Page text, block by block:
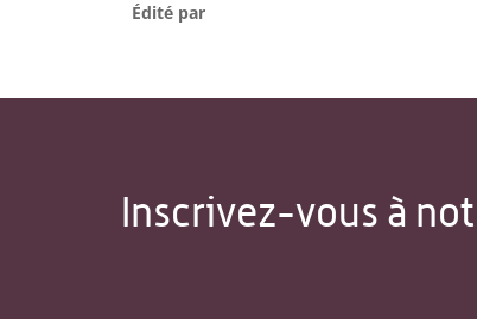
Édité par
Inscrivez-vous à